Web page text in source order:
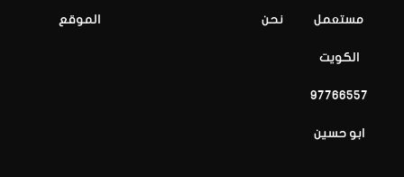
مستعمل
الكويت
97766557
ابو حسين
نحن الموقع